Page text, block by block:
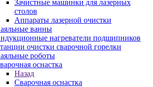
Зачистные машинки для лазерных
столов
Аппараты лазерной очистки
ванны
нагреватели подшипников
очистки сварочной горелки
роботы
оснастка
Назад
Сварочная оснастка